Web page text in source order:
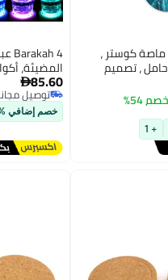
Barakah 4 عبوات من الأكواب
المضيئة، أكواب مشروبات LED قابلة
لإعادة الشحن عبر USB، أكواب ملونة
للنوادي، حفلات الزفاف، تزيين
الحفلات، مناسبة لمجموعة واسعة
من الأكواب
85.60
توصيل مجاني
توصيل مجاني